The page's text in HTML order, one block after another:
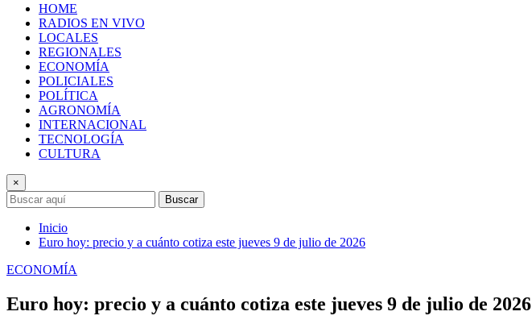
HOME
RADIOS EN VIVO
LOCALES
REGIONALES
ECONOMÍA
POLICIALES
POLÍTICA
AGRONOMÍA
INTERNACIONAL
TECNOLOGÍA
CULTURA
×
Buscar
Inicio
Euro hoy: precio y a cuánto cotiza este jueves 9 de julio de 2026
ECONOMÍA
Euro hoy: precio y a cuánto cotiza este jueves 9 de julio de 2026